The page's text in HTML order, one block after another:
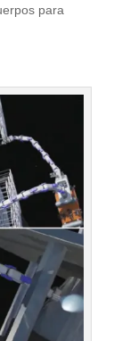
para